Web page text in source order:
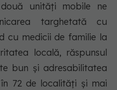
unităţi mobile ne
targhetată cu
cu medicii de familie la
locală, răspunsul
bun şi adresabilitatea
72 de localităţi şi mai